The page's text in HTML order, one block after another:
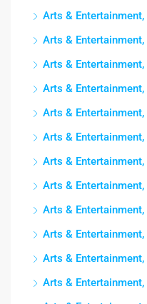
Arts &
Arts &
Arts &
Arts &
Arts &
Arts &
Arts &
Arts &
Arts &
Arts &
Arts &
Arts &